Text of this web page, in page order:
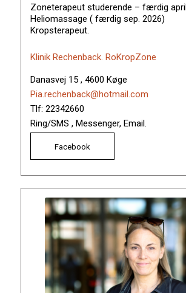
Zoneterapeut studerende – færdig
Heliomassage ( færdig sep. 2026)
Kropsterapeut.
Klinik Rechenback. RoKropZone
Danasvej 15 , 4600 Køge
Pia.rechenback@hotmail.com
Tlf: 22342660
Ring/SMS , Messenger, Email.
Facebook